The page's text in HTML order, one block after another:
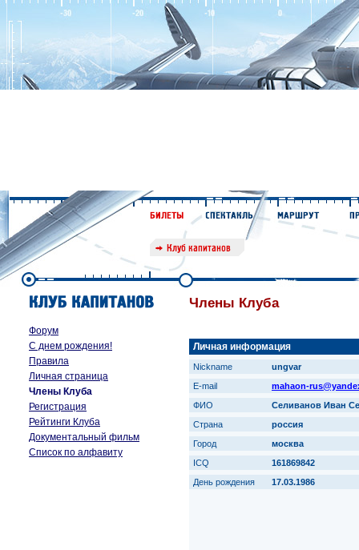
Форум
С днем рождения!
Правила
Личная страница
Члены Клуба
Регистрация
Рейтинги Клуба
Документальный фильм
Список по алфавиту
Члены Клуба
Личная информация
Nickname
ungvar
E-mail
mahaon-
ФИО
Селиванов Иван
Страна
россия
Город
москва
ICQ
161869842
День рождения
17.03.1986